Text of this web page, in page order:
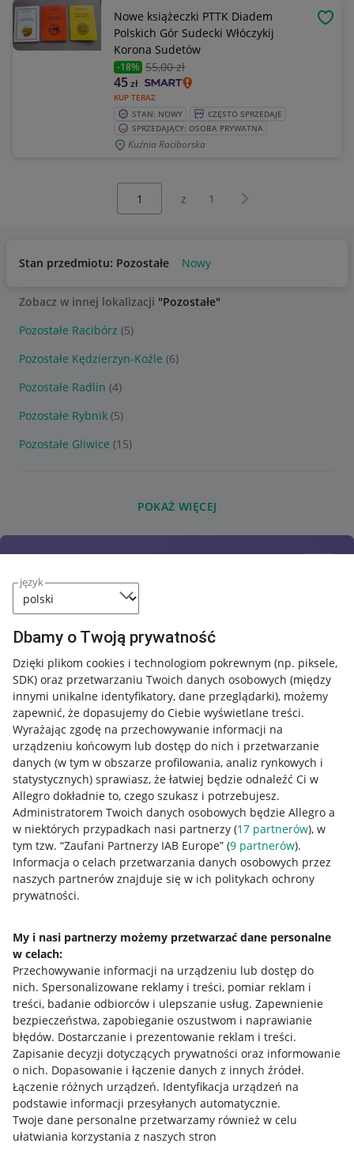
język
Dbamy o Twoją prywatność
Dzięki plikom cookies i technologiom pokrewnym (np. piksele,
SDK) oraz przetwarzaniu Twoich danych osobowych (między
innymi unikalne identyfikatory, dane przeglądarki), możemy
zapewnić, że dopasujemy do Ciebie wyświetlane treści.
Wyrażając zgodę na przechowywanie informacji na
urządzeniu końcowym lub dostęp do nich i przetwarzanie
danych (w tym w obszarze profilowania, analiz rynkowych i
statystycznych) sprawiasz, że łatwiej będzie odnaleźć Ci w
Allegro dokładnie to, czego szukasz i potrzebujesz.
Administratorem Twoich danych osobowych będzie Allegro a
w niektórych przypadkach nasi partnerzy (17 partnerów), w
tym tzw. “Zaufani Partnerzy IAB Europe” (9 partnerów).
Informacja o celach przetwarzania danych osobowych przez
naszych partnerów znajduje się w ich politykach ochrony
prywatności.
My i nasi partnerzy możemy przetwarzać dane personalne
w celach:
Przechowywanie informacji na urządzeniu lub dostęp do
nich. Spersonalizowane reklamy i treści, pomiar reklam i
treści, badanie odbiorców i ulepszanie usług. Zapewnienie
bezpieczeństwa, zapobieganie oszustwom i naprawianie
błędów. Dostarczanie i prezentowanie reklam i treści.
Zapisanie decyzji dotyczących prywatności oraz informowanie
o nich. Dopasowanie i łączenie danych z innych źródeł.
Łączenie różnych urządzeń. Identyfikacja urządzeń na
podstawie informacji przesyłanych automatycznie.
Twoje dane personalne przetwarzamy również w celu
ułatwiania korzystania z naszych stron
Nowe książeczki PTTK Diadem
Polskich Gór Sudecki Włóczykij
Korona Sudetów
-18% 55,00 zł
KUP TERAZ
45zł
STAN: NOWY
CZĘSTO SPRZEDAJE
SPRZEDAJĄCY: OSOBA PRYWATNA
Kuźnia Raciborska
z 1 Następna strona
Stan przedmiotu: Pozostałe Nowy
Zobacz w innej lokalizacji "Pozostałe"
Pozostałe Racibórz (5)
Pozostałe Kędzierzyn-Koźle (6)
Pozostałe Radlin (4)
Pozostałe Rybnik (5)
Pozostałe Gliwice (15)
POKAŻ WIĘCEJ
Przydatne informacje
Jak to działa
Allegro Gadane dla sprzedających
Allegro Gadane dla kupujących
Mapa miejscowości
Informacje prawne
Regulamin
Polityka plików "cookies"
Ustawienia plików "cookies"